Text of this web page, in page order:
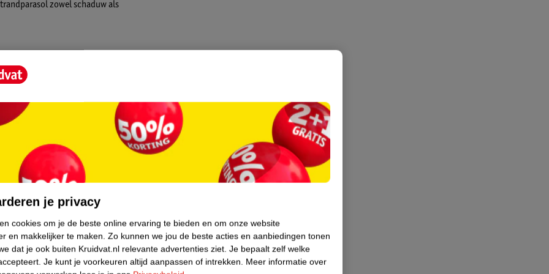
zowel schaduw als
en snel te doen. Begin met het
de parasol stevig in de grond te
bevestigen. Op het strand vul je de
verzwaren en te verstevigen, wat zorgt
ook meegeleverd met 4 haringen, dus
enkele minuten heb je een beschutte en
je privacy
cookies om je de beste online ervaring te bieden en om onze website
en makkelijker te maken. Zo kunnen we jou de beste acties en aanbiedingen tonen
dat je ook buiten Kruidvat.nl relevante advertenties ziet. Je bepaalt zelf welke
Je kunt je voorkeuren altijd aanpassen of intrekken. Meer informatie over